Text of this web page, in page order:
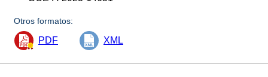
Otros formatos:
PDF XML